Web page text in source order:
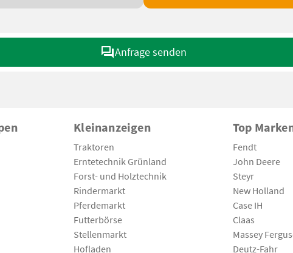
Anfrage senden
Kleinanzeigen
Traktoren
Erntetechnik Grünland
Forst- und Holztechnik
Rindermarkt
Pferdemarkt
Futterbörse
Stellenmarkt
Hofladen
Top
Fendt
John Deere
Steyr
New Holland
Case IH
Claas
Massey
Deutz-Fahr